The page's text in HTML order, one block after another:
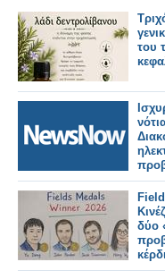
του
δύο